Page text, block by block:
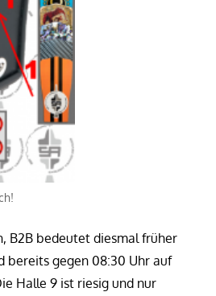
B2B bedeutet diesmal früher
bereits gegen 08:30 Uhr auf
Halle 9 ist riesig und nur